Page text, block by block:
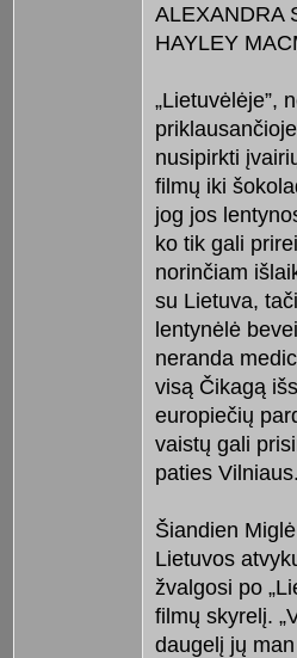
ALEXANDRA
HAYLEY
„Lietuvėlėje”,
nusipirkti
filmų iki
jog jos
ko tik gali
norinčiam
su Lietuva,
lentynėlė
neranda
visą Čikagą
europiečių
vaistų gali
paties Vilniaus.
Šiandien
Lietuvos
žvalgosi po
filmų skyrelį.
daugelį jų